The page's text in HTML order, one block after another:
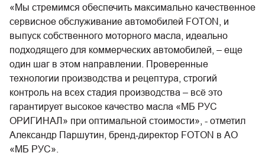
«Мы стремимся обеспечить максимально качественное
сервисное обслуживание автомобилей FOTON, и
выпуск собственного моторного масла, идеально
подходящего для коммерческих автомобилей, – еще
один шаг в этом направлении. Проверенные
технологии производства и рецептура, строгий
контроль на всех стадия производства – всё это
гарантирует высокое качество масла «МБ РУС
ОРИГИНАЛ» при оптимальной стоимости», - отметил
Александр Паршутин, бренд-директор FOTON в АО
«МБ РУС».